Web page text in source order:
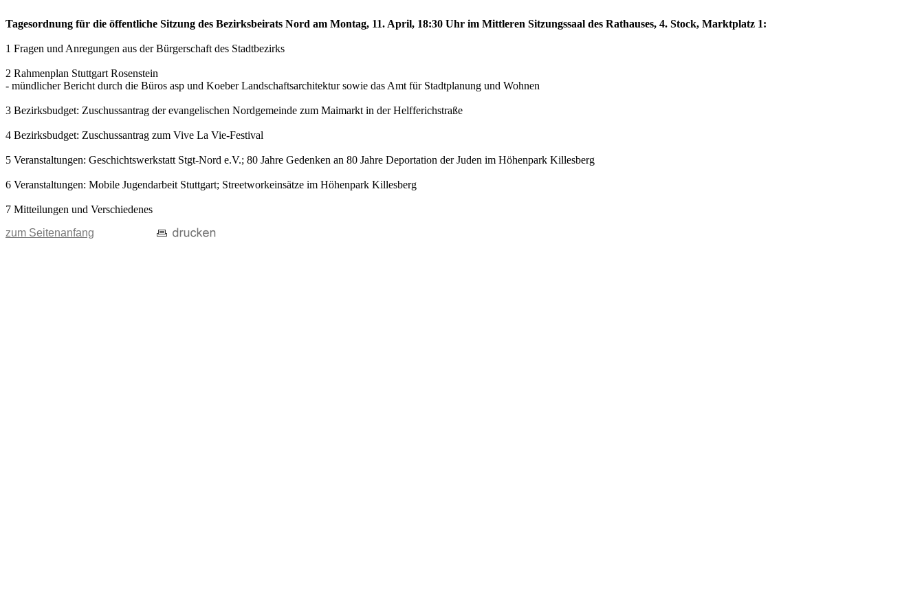
Tagesordnung für die öffentliche Sitzung des Bezirksbeirats Nord am Montag, 11. April, 18:30 Uhr im Mittleren Sitzungssaal des Rathauses, 4. Stock, Marktplatz 1:
1 Fragen und Anregungen aus der Bürgerschaft des Stadtbezirks
2 Rahmenplan Stuttgart Rosenstein
- mündlicher Bericht durch die Büros asp und Koeber Landschaftsarchitektur sowie das Amt für Stadtplanung und Wohnen
3 Bezirksbudget: Zuschussantrag der evangelischen Nordgemeinde zum Maimarkt in der Helfferichstraße
4 Bezirksbudget: Zuschussantrag zum Vive La Vie-Festival
5 Veranstaltungen: Geschichtswerkstatt Stgt-Nord e.V.; 80 Jahre Gedenken an 80 Jahre Deportation der Juden im Höhenpark Killesberg
6 Veranstaltungen: Mobile Jugendarbeit Stuttgart; Streetworkeinsätze im Höhenpark Killesberg
7 Mitteilungen und Verschiedenes
zum Seitenanfang